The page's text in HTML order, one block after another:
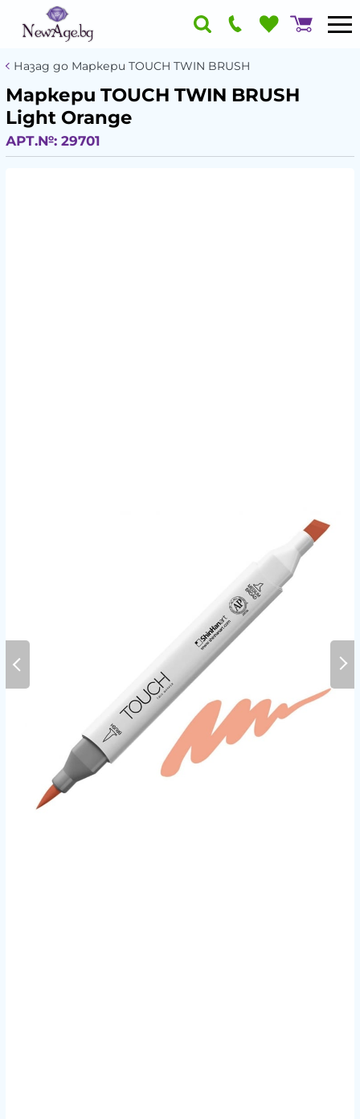
Назад до Маркери TOUCH TWIN BRUSH
Маркери TOUCH TWIN BRUSH
Light Orange
АРТ.№: 29701